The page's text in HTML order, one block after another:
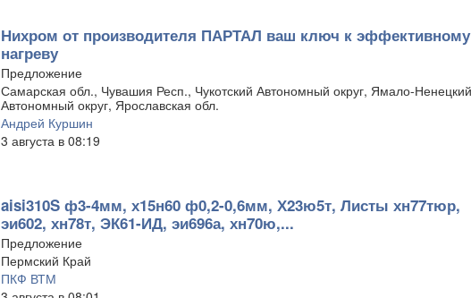
Нихром от производителя ПАРТАЛ ваш ключ к эффективному
нагреву
Предложение
Самарская обл., Чувашия Респ., Чукотский Автономный округ, Ямало-Ненецкий
Автономный округ, Ярославская обл.
Андрей Куршин
3 августа в 08:19
aisi310S ф3-4мм, х15н60 ф0,2-0,6мм, Х23ю5т, Листы хн77тюр,
эи602, хн78т, ЭК61-ИД, эи696а, хн70ю,...
Предложение
Пермский Край
ПКФ ВТМ